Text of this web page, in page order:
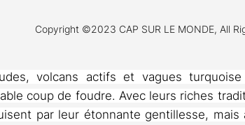
Copyright ©2023 CAP SUR LE MONDE, All
volcans actifs et vagues
coup de foudre. Avec leurs riches
par leur étonnante gentillesse,